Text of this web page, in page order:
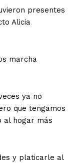
presentes
Alicia
marcha
ya no
que tengamos
al hogar más
y platicarle al